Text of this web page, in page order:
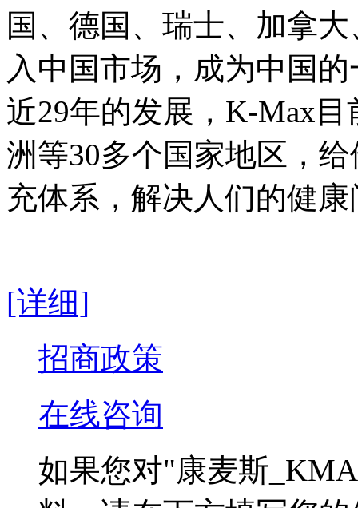
国、德国、瑞士、加拿
入中国市场，成为中国
近29年的发展，K-Max
洲等30多个国家地区，
充体系，解决人们的健康
[详细]
招商政策
在线咨询
如果您对"康麦斯